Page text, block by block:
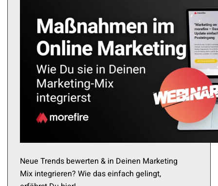
Neue Trends bewerten & in Deinen Marketing
Mix integrieren? Wie das einfach gelingt,